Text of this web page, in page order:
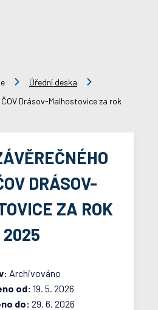
Úřední deska
Drásov-Malhostovice za rok
DRÁSOV-
ZA ROK
2025
Archivováno
od: 19. 5. 2026
do: 29. 6. 2026